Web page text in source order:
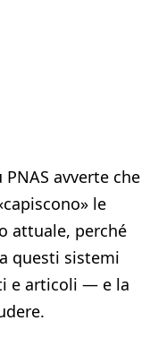
avverte che
le
attuale, perché
questi sistemi
e articoli — e la